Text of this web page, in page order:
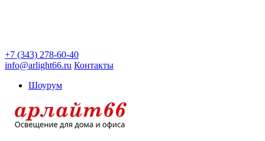
+7 (343) 278-60-40
info@arlight66.ru Контакты
Шоурум